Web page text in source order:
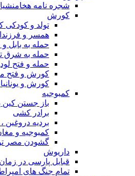
شجره نامه
کورش
تولد و
همسر و
حمله به بابل
حمله به
حمله و فتح
کورش و فتح
کورش و
کمبوجیه
باز جستن کین
برادر کشی
بردیه
کمبوجیه و
گشودن مصر
داریوش
قبایل پارسی در
تمام جنگ های